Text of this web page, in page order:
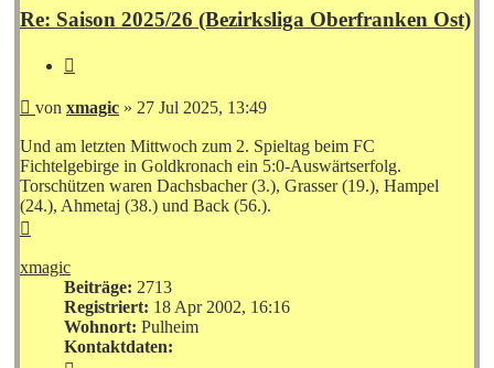
Re: Saison 2025/26 (Bezirksliga Oberfranken Ost)
Beitrag
von xmagic » 27 Jul 2025, 13:49
Und am letzten Mittwoch zum 2. Spieltag beim FC
Fichtelgebirge in Goldkronach ein 5:0-Auswärtserfolg.
Torschützen waren Dachsbacher (3.), Grasser (19.), Hampel
(24.), Ahmetaj (38.) und Back (56.).
xmagic
Beiträge: 2713
Registriert: 18 Apr 2002, 16:16
Wohnort: Pulheim
Kontaktdaten: